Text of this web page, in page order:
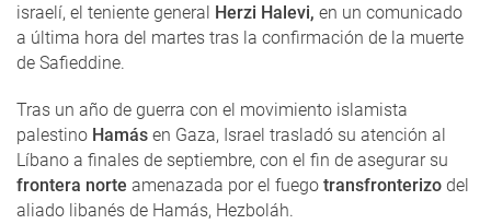
israelí, el teniente general Herzi Halevi, en un comunicado
a última hora del martes tras la confirmación de la muerte
de Safieddine.
Tras un año de guerra con el movimiento islamista
palestino Hamás en Gaza, Israel trasladó su atención al
Líbano a finales de septiembre, con el fin de asegurar su
frontera norte amenazada por el fuego transfronterizo del
aliado libanés de Hamás, Hezboláh.